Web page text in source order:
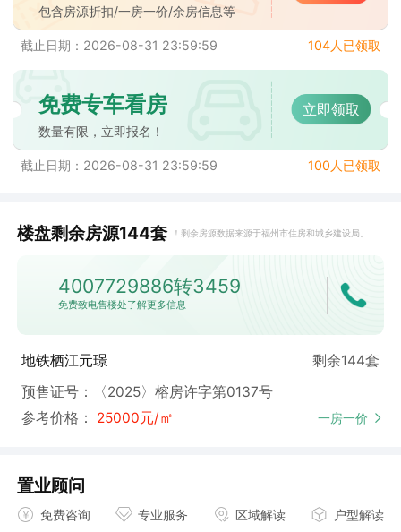
包含房源折扣/一房一价/余房信息等
截止日期：2026-08-31 23:59:59 104人已领取
免费专车看房
数量有限，立即报名！
立即领取
截止日期：2026-08-31 23:59:59 100人已领取
楼盘剩余房源144套 ！剩余房源数据来源于福州市住房和城乡建设局。
4007729886转3459
免费致电售楼处了解更多信息
地铁栖江元璟
剩余144套
预售证号：〈2025〉榕房许字第0137号
参考价格： 25000元/㎡ 一房一价
置业顾问
免费咨询 专业服务 区域解读 户型解读